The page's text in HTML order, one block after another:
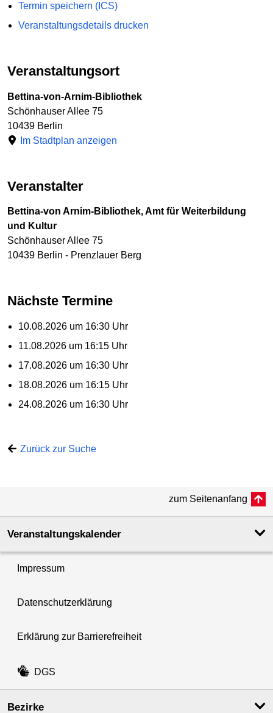
Termin speichern (ICS)
Veranstaltungsdetails drucken
Veranstaltungsort
Bettina-von-Arnim-Bibliothek
Schönhauser Allee 75
10439 Berlin
Im Stadtplan anzeigen
Veranstalter
Bettina-von Arnim-Bibliothek, Amt für Weiterbildung
und Kultur
Schönhauser Allee 75
10439 Berlin - Prenzlauer Berg
Nächste Termine
10.08.2026 um 16:30 Uhr
11.08.2026 um 16:15 Uhr
17.08.2026 um 16:30 Uhr
18.08.2026 um 16:15 Uhr
24.08.2026 um 16:30 Uhr
Zurück zur Suche
zum Seitenanfang
Veranstaltungskalender
Impressum
Datenschutzerklärung
Erklärung zur Barrierefreiheit
DGS
Bezirke